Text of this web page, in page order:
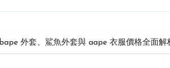
bape 外套、鯊魚外套與 aape 衣服價格全面解